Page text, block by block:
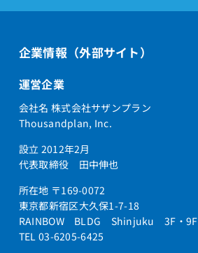
企業情報（外部サイト）
運営企業
会社名 株式会社サザンプラン
Thousandplan, Inc.
設立 2012年2月
代表取締役 田中伸也
所在地 〒169-0072
東京都新宿区大久保1-7-18
RAINBOW BLDG Shinjuku 3F・9F
TEL 03-6205-6425